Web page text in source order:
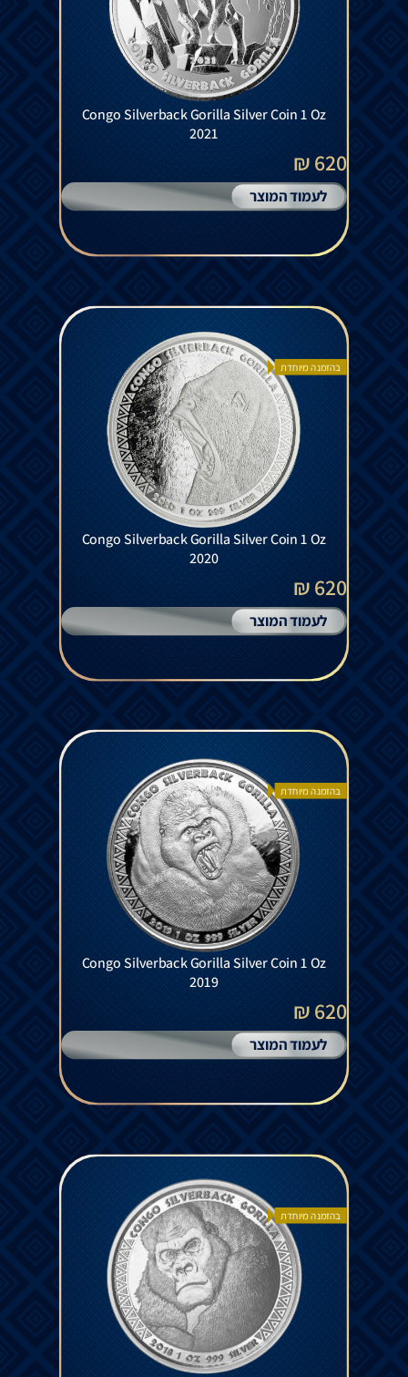
Congo Silverback Gorilla Silver Coin 1 Oz
2021
620 ₪
לעמוד המוצר
בהזמנה מיוחדת
Congo Silverback Gorilla Silver Coin 1 Oz
2020
620 ₪
לעמוד המוצר
בהזמנה מיוחדת
Congo Silverback Gorilla Silver Coin 1 Oz
2019
620 ₪
לעמוד המוצר
בהזמנה מיוחדת